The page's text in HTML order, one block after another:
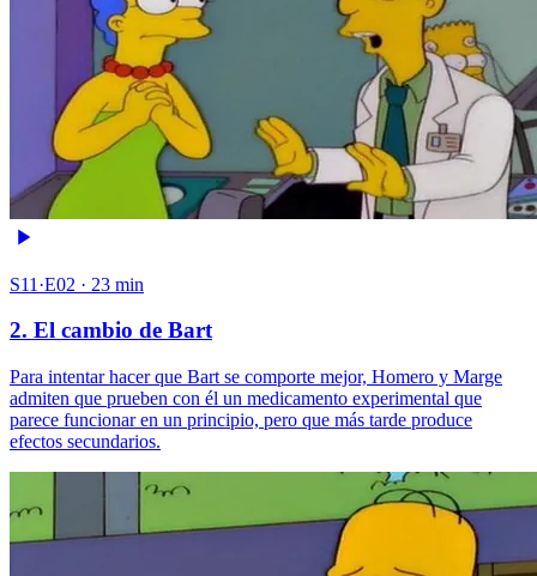
S11·E02 · 23 min
2. El cambio de Bart
Para intentar hacer que Bart se comporte mejor, Homero y Marge
admiten que prueben con él un medicamento experimental que
parece funcionar en un principio, pero que más tarde produce
efectos secundarios.